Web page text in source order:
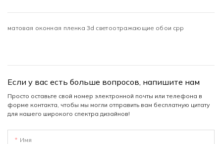
матовая оконная пленка 3d светоотражающие обои cpp
Если у вас есть больше вопросов, напишите нам
Просто оставьте свой номер электронной почты или телефона в
форме контакта, чтобы мы могли отправить вам бесплатную цитату
для нашего широкого спектра дизайнов!
Имя